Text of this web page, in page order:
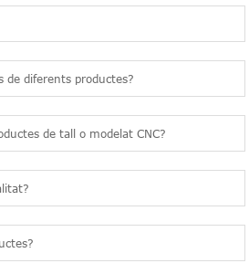
de diferents productes?
de tall o modelat CNC?